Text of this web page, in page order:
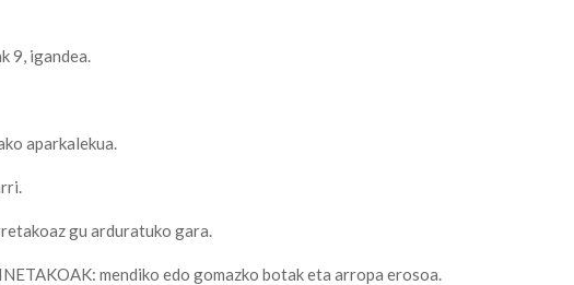
9, igandea.
aparkalekua.
gu arduratuko gara.
mendiko edo gomazko botak eta arropa erosoa.